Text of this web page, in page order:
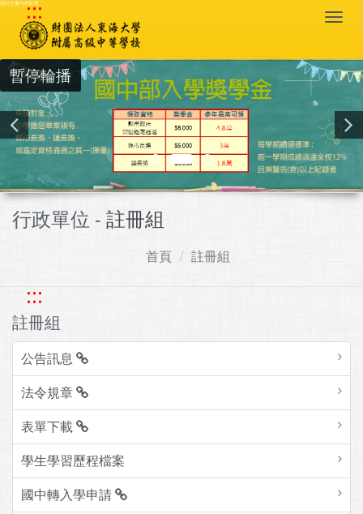
跳到主要內容區塊
:::
暫停輪播
行政單位 - 註冊組
首頁 註冊組
:::
註冊組
公告訊息
法令規章
表單下載
學生學習歷程檔案
國中轉入學申請